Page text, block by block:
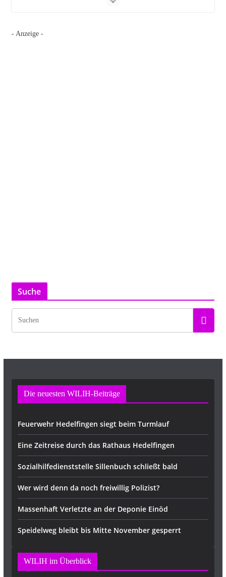
- Anzeige -
Suche
Die neuesten WILIH-Beiträge
Feuerwehr Hedelfingen siegt beim Turmlauf
Eine Zeitreise durch das Rathaus Hedelfingen
Sozialhilfedienststelle Sillenbuch schließt bald
Wer wird denn da noch freiwillig Polizist?
Massenhaft Verletzte an der Deponie Einöd
Speidelweg bleibt bis Mitte November gesperrt
WILIH im Überblick